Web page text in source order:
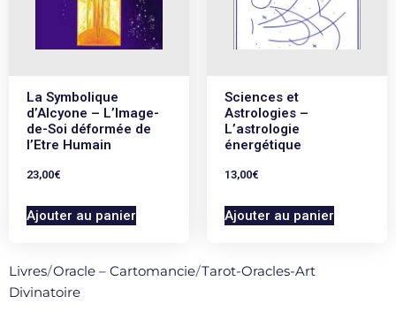
La Symbolique
d’Alcyone – L’Image-
de-Soi déformée de
l’Etre Humain
23,00€
Ajouter au panier
Sciences et
Astrologies –
L’astrologie
énergétique
13,00€
Ajouter au panier
Livres/Oracle – Cartomancie/Tarot-Oracles-Art
Divinatoire